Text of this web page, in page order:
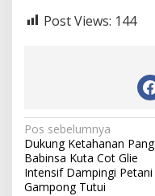
Post Views: 144
N
a
v
Pos sebelumnya
Dukung Ketahanan
Babinsa Kuta Cot Glie
Intensif Dampingi Petani
Gampong Tutui